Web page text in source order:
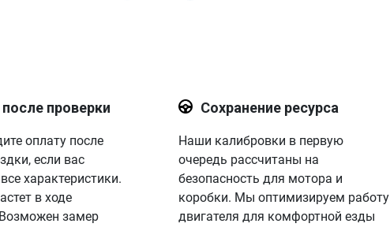
проверки
оплату после
если вас
характеристики.
в ходе
замер
Сохранение ресурса
Наши калибровки в первую
очередь рассчитаны на
безопасность для мотора и
коробки. Мы оптимизируем работу
двигателя для комфортной езды